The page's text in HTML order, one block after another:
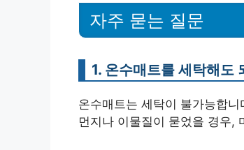
자주 묻는 질문
1. 온수매트를 세탁해도
온수매트는 세탁이 불가능합
먼지나 이물질이 묻었을 경우,